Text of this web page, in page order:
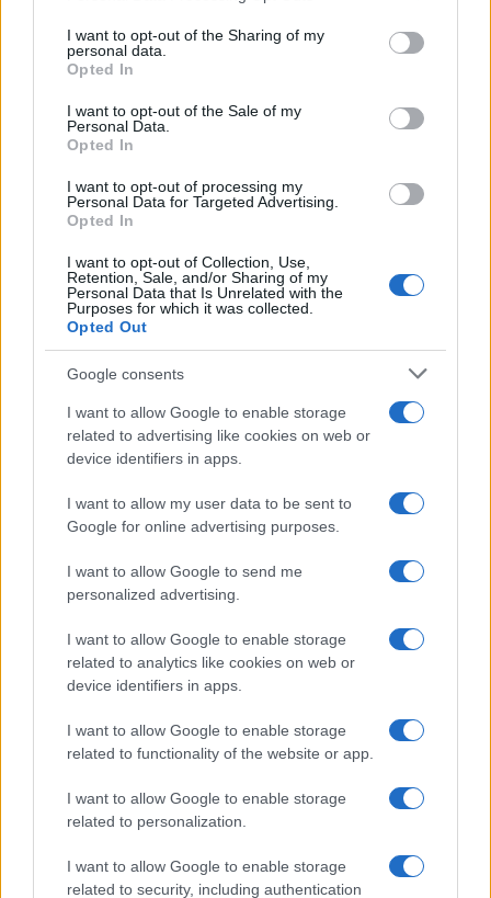
not limited to your visit or usage behaviour. You may click to
grant or deny consent to Google and its third-party tags to
use your data for below specified purposes in below Google
consent section.
I want to opt-out of the Sharing of my
personal data.
Opted In
I want to opt-out of the Sale of my
Personal Data.
Opted In
I want to opt-out of processing my
Personal Data for Targeted Advertising.
Opted In
I want to opt-out of Collection, Use,
Retention, Sale, and/or Sharing of my
Personal Data that Is Unrelated with the
Purposes for which it was collected.
Opted Out
Google consents
I want to allow Google to enable storage
related to advertising like cookies on web or
device identifiers in apps.
I want to allow my user data to be sent to
Google for online advertising purposes.
I want to allow Google to send me
personalized advertising.
I want to allow Google to enable storage
related to analytics like cookies on web or
device identifiers in apps.
I want to allow Google to enable storage
related to functionality of the website or app.
I want to allow Google to enable storage
related to personalization.
I want to allow Google to enable storage
related to security, including authentication
„A mi álláspontunk szerint
szervezetek nem képviselhetnek
politikai érdekeket, épp
ellenkezőleg: ezen
intézményeknek kellene
megfelelő nemzetközi tárgyalási
platformot biztosítani a vitában
álló felek részére.”
Vörös szőnyeg és kilépési szándék
Magyarország a látogatás során állami
díszvendégként fogadta Benjamin Netanjahut,
amit a bíróság most szankciós megfontolás
kijelentette, hogy Magyarország „fél szívvel”
csatlakozott az ICC-hez, és megkezdte a
kilépés előkészítését.
Bár a kormány azzal érvelt, hogy
a Római Statútum nem lett
beemelve a hazai jogba, az ICC
szerint ez „nem mentesíti”
Magyarországot – jóllehet ez a
jogi álláspont is komoly viták